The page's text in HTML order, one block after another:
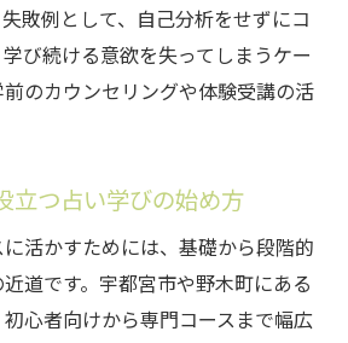
ルで自己分析力を高める秘訣
の占いスクール活用術とは
ルが心理的な自信を育てる理由
スクールで得る自己成長の実感
いスクール選びの極意
ル選びで失敗しないポイント解
敗例として、自己分析をせずにコ
び続ける意欲を失ってしまうケー
のカウンセリングや体験受講の活
立つ占い学びの始め方
活かすためには、基礎から段階的
道です。宇都宮市や野木町にある
心者向けから専門コースまで幅広